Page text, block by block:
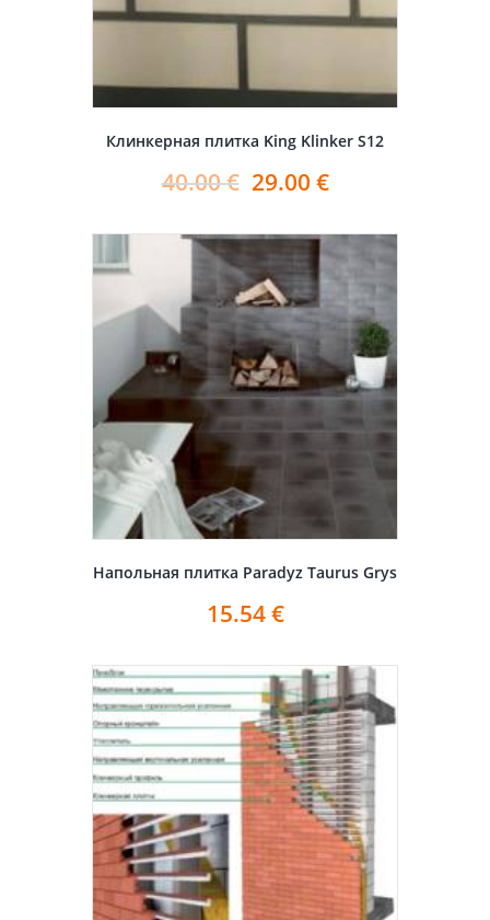
Клинкерная плитка King Klinker S12
40.00€ 29.00 €
Напольная плитка Paradyz Taurus Grys
15.54€